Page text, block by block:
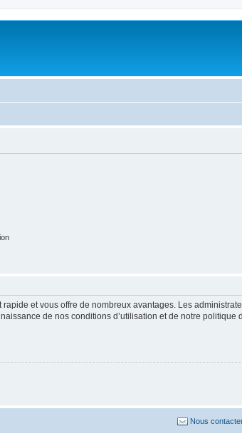
et vous offre de nombreux avantages. Les
de nos conditions d’utilisation et de notre
Nous